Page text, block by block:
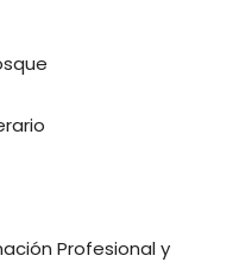
Profesional y